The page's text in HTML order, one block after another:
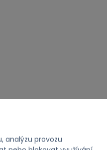
analýzu provozu